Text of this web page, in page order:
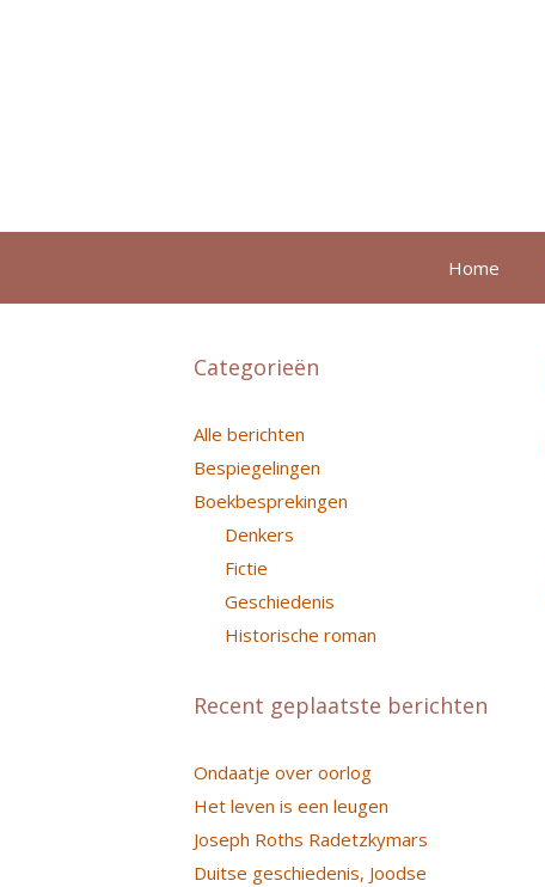
Home
Categorieën
Alle berichten
Bespiegelingen
Boekbesprekingen
Denkers
Fictie
Geschiedenis
Historische roman
Recent geplaatste berichten
Ondaatje over oorlog
Het leven is een leugen
Joseph Roths Radetzkymars
Duitse geschiedenis, Joodse